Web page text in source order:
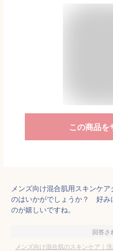
この商品を
メンズ向け混合肌用スキンケ
のはいかがでしょうか？ 好み
のが嬉しいですね。
回答さ
メンズ向け混合肌のスキンケア｜